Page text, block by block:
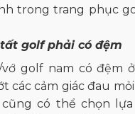
trong trang phục
golf phải có đệm
golf nam có đệm
các cảm giác đau
cũng có thể chọn